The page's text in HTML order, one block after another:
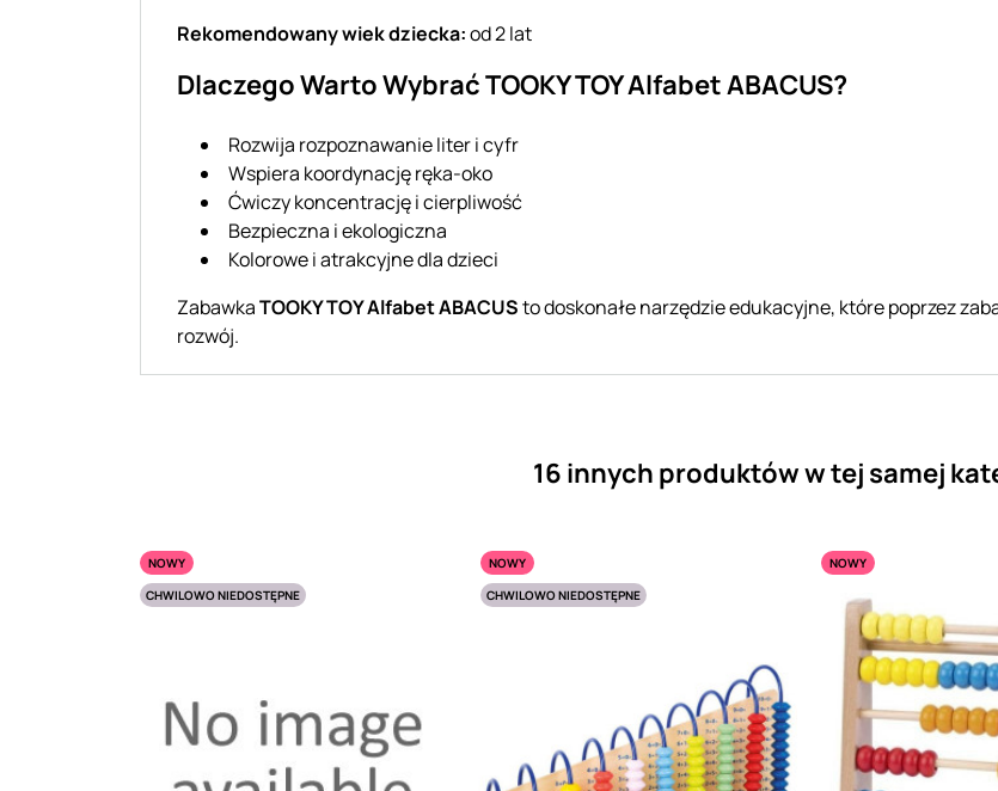
Rekomendowany wiek dziecka:od 2 lat
Dlaczego Warto Wybrać TOOKY TOY Alfabet ABACUS?
Rozwija rozpoznawanie liter i cyfr
Wspiera koordynację ręka-oko
Ćwiczy koncentrację i cierpliwość
Bezpieczna i ekologiczna
Kolorowe i atrakcyjne dla dzieci
ZabawkaTOOKY TOY Alfabet ABACUSto doskonałe narzędzie edukacyjne, które poprzez
rozwój.
16 innych produktów w tej samej
NOWY
CHWILOWO NIEDOSTĘPNE
NOWY
CHWILOWO NIEDOSTĘPNE
NOWY